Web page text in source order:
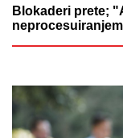
Blokaderi prete;